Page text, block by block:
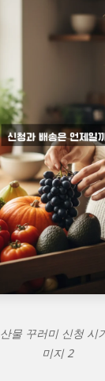
물 꾸러미 신청 시
미지 2